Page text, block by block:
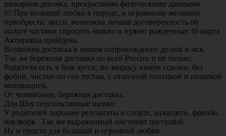
шикарная девочка, прекрасными физическими данными.
!!! При большой любви к породе, и огромному желанию
приобрести  аусси, возможна личная договоренность об
оплате частями спросить можно и нужно рожденные 10 марта
Актировка пройдена.
Возможна доставка в нашем сопровождение до нск и мск.
Так же бережная доставка по всей России и не только.
Родители есть в базе аусси, по запросу кинем ссылки, без
фобий, чистые по ген тестам, с отличной психикой и пищевой
мотивацией.
От чемпионов, бережная доставка.
Для Шоу перспективные щенки
У родителей хорошие результаты в спорте, аджилити, фризби,
ноузворк . Так же выраженный инстинкт пастуший.
Ну и просто для большой и огромной любви.